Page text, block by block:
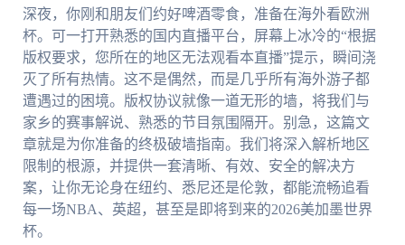
深夜，你刚和朋友们约好啤酒零食，准备在海外看欧洲
杯。可一打开熟悉的国内直播平台，屏幕上冰冷的“根据
版权要求，您所在的地区无法观看本直播”提示，瞬间浇
灭了所有热情。这不是偶然，而是几乎所有海外游子都
遭遇过的困境。版权协议就像一道无形的墙，将我们与
家乡的赛事解说、熟悉的节目氛围隔开。别急，这篇文
章就是为你准备的终极破墙指南。我们将深入解析地区
限制的根源，并提供一套清晰、有效、安全的解决方
案，让你无论身在纽约、悉尼还是伦敦，都能流畅追看
每一场NBA、英超，甚至是即将到来的2026美加墨世界
杯。